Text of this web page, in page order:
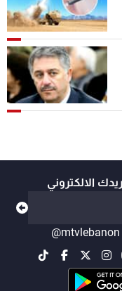
الالكتروني
@mtvlebanon